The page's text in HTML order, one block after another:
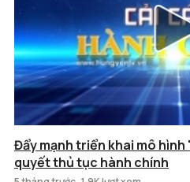
Đẩy mạnh triển khai mô
quyết thủ tục hành chính